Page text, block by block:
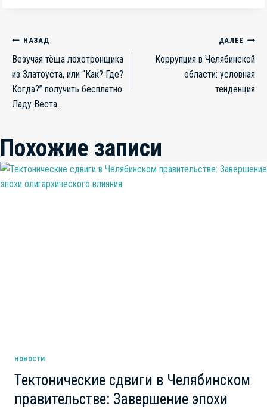
Навигация
по
записям
НАЗАД
Везучая тёща лохотронщика
из Златоуста, или “Как? Где?
Когда?” получить бесплатно
Ладу Веста…
ДАЛЕЕ
Коррупция в Челябинской
области: условная
тенденция
Похожие записи
НОВОСТИ
Тектонические сдвиги в Челябинском
правительстве: Завершение эпохи